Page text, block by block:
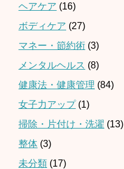
ヘアケア (16)
ボディケア (27)
マネー・節約術 (3)
メンタルヘルス (8)
健康法・健康管理 (84)
女子力アップ(1)
掃除・片付け・洗濯 (13)
整体 (3)
未分類 (17)